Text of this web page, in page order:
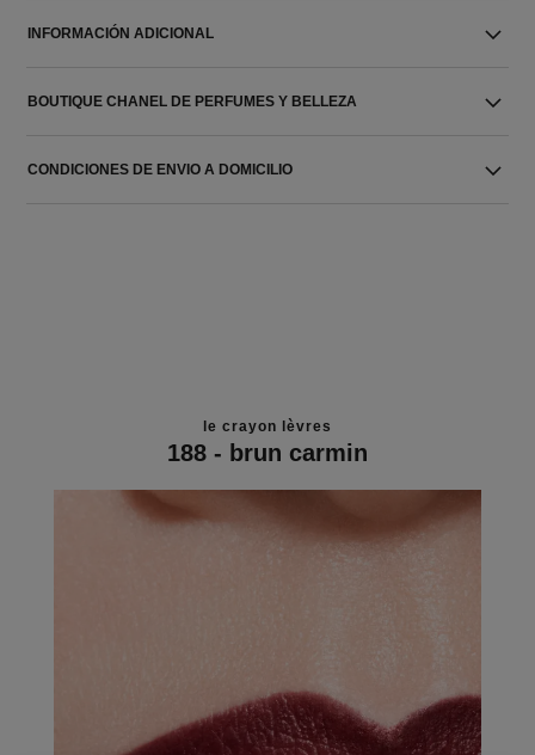
INFORMACIÓN ADICIONAL
BOUTIQUE CHANEL DE PERFUMES Y BELLEZA
CONDICIONES DE ENVIO A DOMICILIO
le crayon lèvres
188 - brun carmin